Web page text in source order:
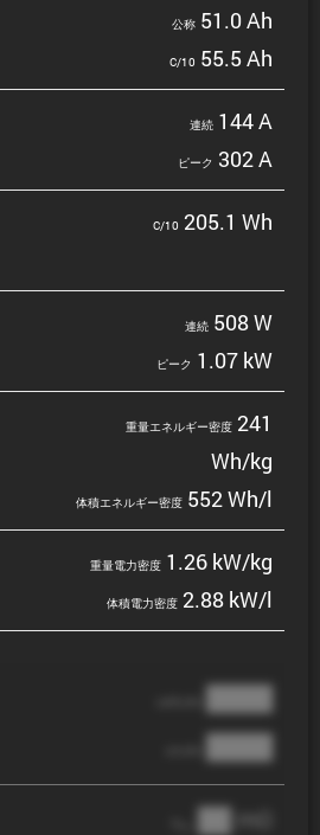
公称 51.0 Ah
C/10 55.5 Ah
連続 144 A
ピーク 302 A
C/10 205.1 Wh
連続 508 W
ピーク 1.07 kW
重量エネルギー密度 241
Wh/kg
体積エネルギー密度 552 Wh/l
重量電力密度 1.26 kW/kg
体積電力密度 2.88 kW/l
████
████
██ mΩ